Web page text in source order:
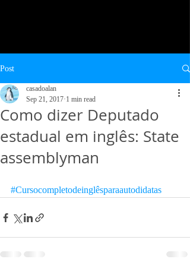
Post
Como dizer Deputado
estadual em inglês: State
assemblyman
casadoalan
Sep 21, 2017 1 min read
#Cursocompletodeinglêsparaautodidatas
🌟 Tudo bem?
Como posso ajudar você?
Alan